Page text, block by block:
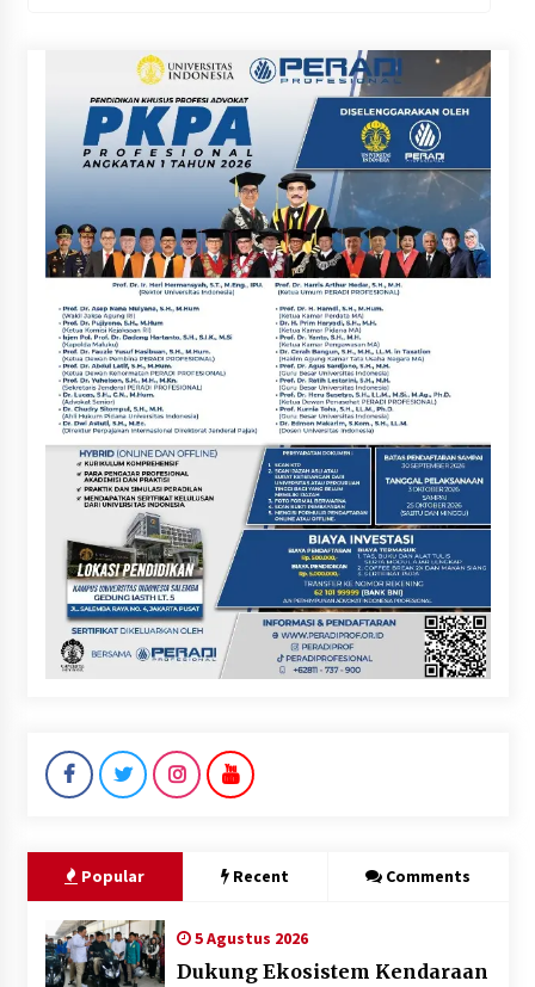
Popular Recent Comments
5 Agustus 2026
Dukung Ekosistem Kendaraan